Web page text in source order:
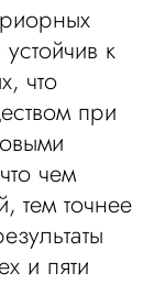
к
что
при
чем
точнее
и пяти